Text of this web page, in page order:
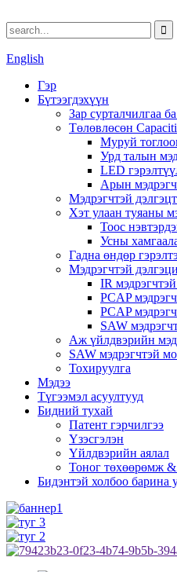
English
Гэр
Бүтээгдэхүүн
Зар сурталчилгаа
Төлөвлөсөн
Муруй
Урд талын
LED
Арын
Мэдрэгчтэй
Хэт улаан туяаны
Тоос
Усны
Гадна өндөр
Мэдрэгчтэй
IR
PCAP
PCAP
SAW
Аж үйлдвэрийн
SAW мэдрэгчтэй
Тохируулга
Мэдээ
Түгээмэл асуултууд
Бидний тухай
Патент гэрчилгээ
Үзэсгэлэн
Үйлдвэрийн аялал
Тоног төхөөрөмж
Бидэнтэй холбоо барина